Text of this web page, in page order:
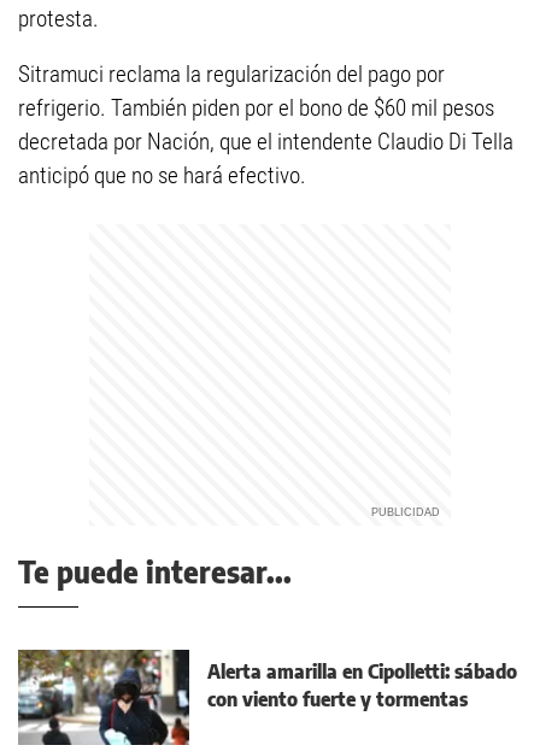
protesta.
Sitramuci reclama la regularización del pago por
refrigerio. También piden por el bono de $60 mil pesos
decretada por Nación, que el intendente Claudio Di Tella
anticipó que no se hará efectivo.
Te puede interesar...
Alerta amarilla en Cipolletti: sábado
con viento fuerte y tormentas